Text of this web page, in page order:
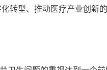
转型、推动医疗产业创新的